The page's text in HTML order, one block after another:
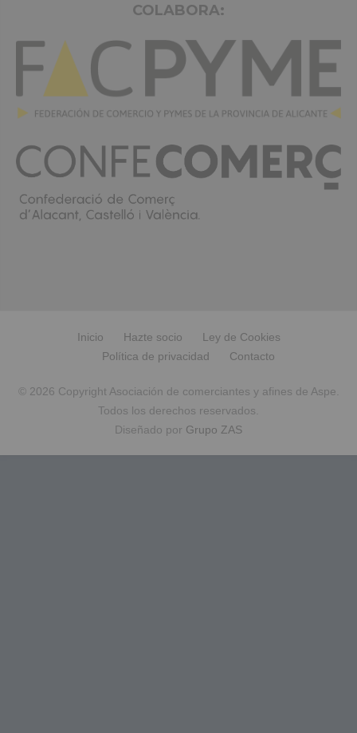
COLABORA:
Inicio Hazte socio
Ley de Cookies
Política de privacidad
Contacto
© 2026 Copyright Asociación de comerciantes y afines de Aspe.
Todos los derechos reservados.
Diseñado por Grupo ZAS